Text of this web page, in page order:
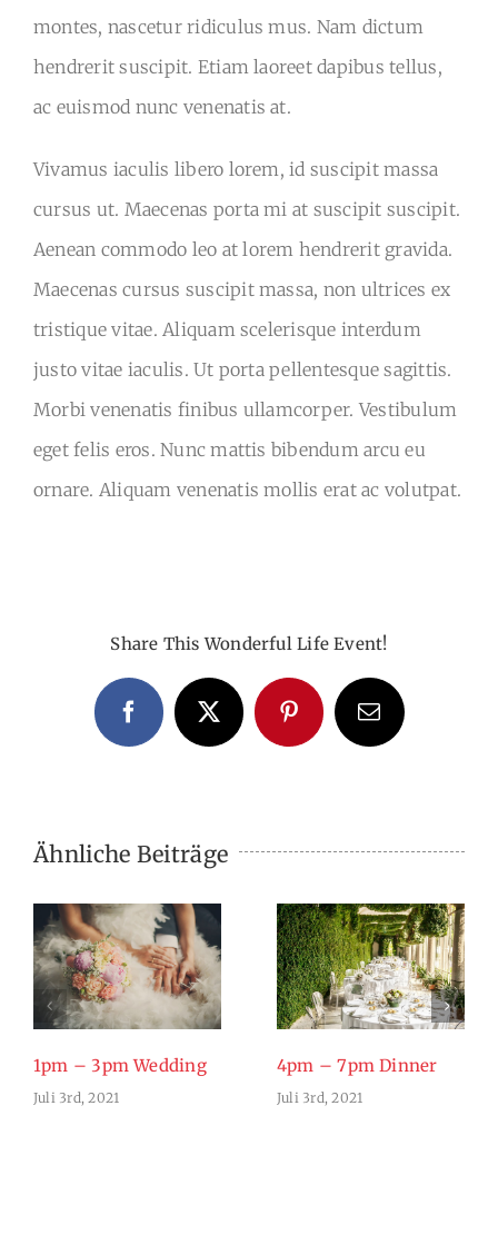
montes, nascetur ridiculus mus. Nam dictum
hendrerit suscipit. Etiam laoreet dapibus tellus,
ac euismod nunc venenatis at.
Vivamus iaculis libero lorem, id suscipit massa
cursus ut. Maecenas porta mi at suscipit suscipit.
Aenean commodo leo at lorem hendrerit gravida.
Maecenas cursus suscipit massa, non ultrices ex
tristique vitae. Aliquam scelerisque interdum
justo vitae iaculis. Ut porta pellentesque sagittis.
Morbi venenatis finibus ullamcorper. Vestibulum
eget felis eros. Nunc mattis bibendum arcu eu
ornare. Aliquam venenatis mollis erat ac volutpat.
Share This Wonderful Life Event!
FacebookX PinterestE-
Mail
Ähnliche Beiträge
1pm – 3pm Wedding
Juli 3rd, 2021
4pm – 7pm Dinner
Juli 3rd, 2021